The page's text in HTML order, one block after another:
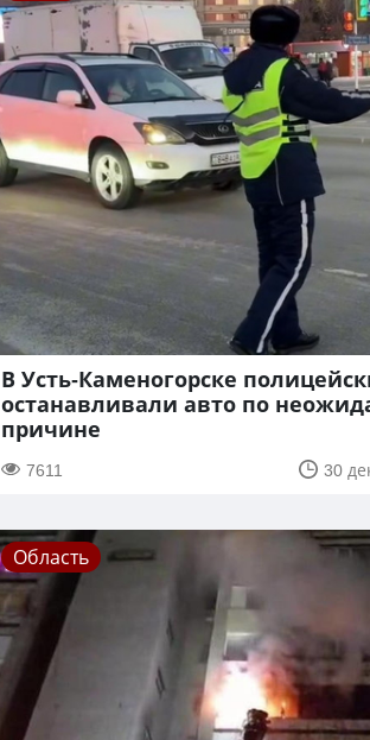
В Усть-Каменогорске
останавливали авто по
причине
7611 30
Область